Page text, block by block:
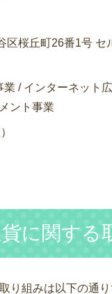
桜丘町26番1号 セ
/ インターネット
ント事業
に関する
り組みは以下の通り